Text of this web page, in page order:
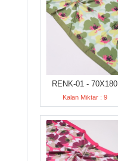
RENK-01 - 70X180
Kalan Miktar : 9